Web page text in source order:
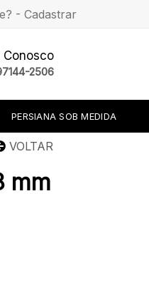
- Cadastrar
Conosco
2506
PERSIANA SOB MEDIDA
VOLTAR
mm